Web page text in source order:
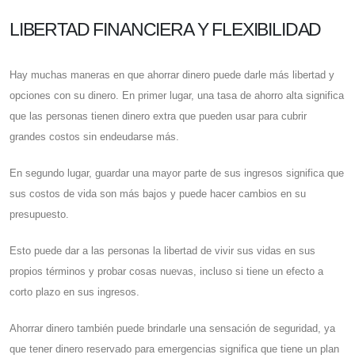
LIBERTAD FINANCIERA Y FLEXIBILIDAD
Hay muchas maneras en que ahorrar dinero puede darle más libertad y
opciones con su dinero. En primer lugar, una tasa de ahorro alta significa
que las personas tienen dinero extra que pueden usar para cubrir
grandes costos sin endeudarse más.
En segundo lugar, guardar una mayor parte de sus ingresos significa que
sus costos de vida son más bajos y puede hacer cambios en su
presupuesto.
Esto puede dar a las personas la libertad de vivir sus vidas en sus
propios términos y probar cosas nuevas, incluso si tiene un efecto a
corto plazo en sus ingresos.
Ahorrar dinero también puede brindarle una sensación de seguridad, ya
que tener dinero reservado para emergencias significa que tiene un plan